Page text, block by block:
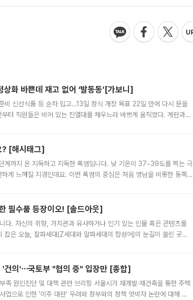
화 바쁜데 재고 없어 ‘발동동’[가보니]
비 신선식품 등 순차 입고…13일 정식 개장 목표 22일 만에 다시 문을
터 직원들은 비어 있는 진열대를 채우느라 바쁘게 움직였다. 계란과
? [해시태그]
계까지 온 지독하고 지독한 폭염입니다. 낮 기온이 37~39도를 찍는 극
게 느껴질 지경인데요. 이번 폭염의 중심은 처음 영남을 비롯한 동쪽
필수품 등장이오! [솔드아웃]
다. 자신의 취향, 가치관과 유사하거나 인기 있는 인물 혹은 콘텐츠를
은 오늘, 잘파세대(Z세대와 알파세대의 합성어)의 눈길이 쏠린 곳은
'건의'⋯국토부 "협의 중" 입장만 [종합]
족 원인진단 및 대책 관련 브리핑 서울시가 재개발·재건축을 통한 주택
업으로 인한 '이주 대란' 우려와 정부와의 정책 엇박자 논란에 대해 정